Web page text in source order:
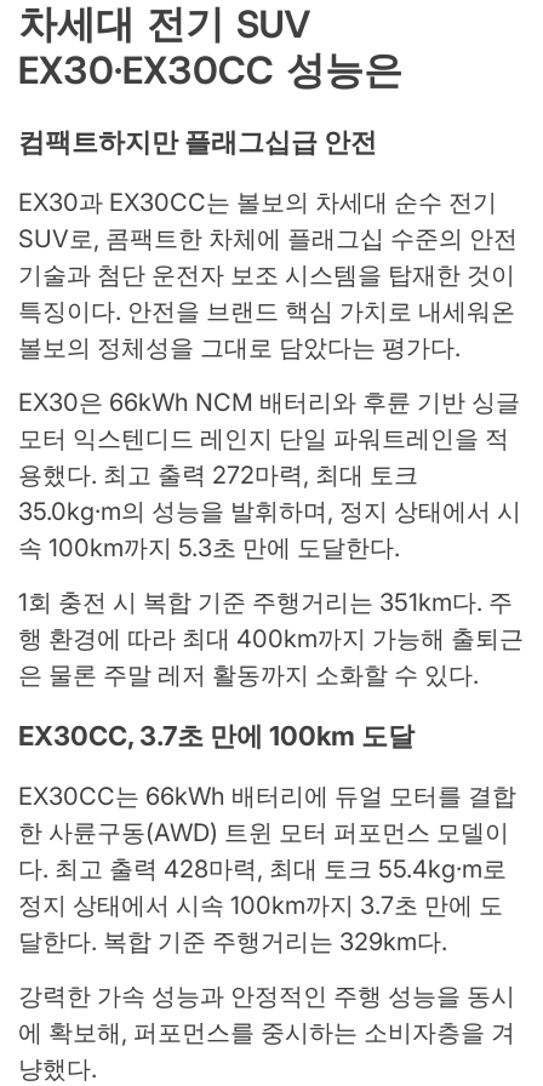
차세대 전기 SUV
EX30·EX30CC 성능은
컴팩트하지만 플래그십급 안전
EX30과 EX30CC는 볼보의 차세대 순수 전기
SUV로, 콤팩트한 차체에 플래그십 수준의 안전
기술과 첨단 운전자 보조 시스템을 탑재한 것이
특징이다. 안전을 브랜드 핵심 가치로 내세워온
볼보의 정체성을 그대로 담았다는 평가다.
EX30은 66kWh NCM 배터리와 후륜 기반 싱글
모터 익스텐디드 레인지 단일 파워트레인을 적
용했다. 최고 출력 272마력, 최대 토크
35.0kg·m의 성능을 발휘하며, 정지 상태에서 시
속 100km까지 5.3초 만에 도달한다.
1회 충전 시 복합 기준 주행거리는 351km다. 주
행 환경에 따라 최대 400km까지 가능해 출퇴근
은 물론 주말 레저 활동까지 소화할 수 있다.
EX30CC, 3.7초 만에 100km 도달
EX30CC는 66kWh 배터리에 듀얼 모터를 결합
한 사륜구동(AWD) 트윈 모터 퍼포먼스 모델이
다. 최고 출력 428마력, 최대 토크 55.4kg·m로
정지 상태에서 시속 100km까지 3.7초 만에 도
달한다. 복합 기준 주행거리는 329km다.
강력한 가속 성능과 안정적인 주행 성능을 동시
에 확보해, 퍼포먼스를 중시하는 소비자층을 겨
냥했다.